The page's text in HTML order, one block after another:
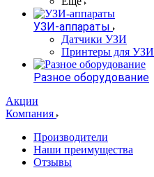
УЗИ-аппараты
Датчики УЗИ
Принтеры для УЗИ
Разное оборудование
Акции
Компания
Производители
Наши преимущества
Отзывы